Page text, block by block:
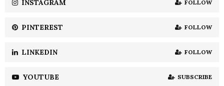
H
INSTAGRAM FOLLOW
PINTEREST FOLLOW
LINKEDIN FOLLOW
YOUTUBE SUBSCRIBE